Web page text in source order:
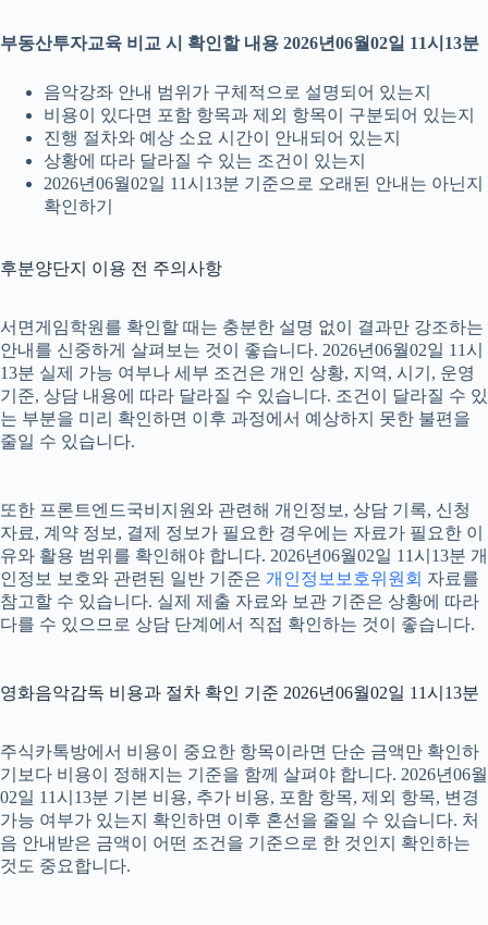
부동산투자교육 비교 시 확인할 내용 2026년06월02일 11시13분
음악강좌 안내 범위가 구체적으로 설명되어 있는지
비용이 있다면 포함 항목과 제외 항목이 구분되어 있는지
진행 절차와 예상 소요 시간이 안내되어 있는지
상황에 따라 달라질 수 있는 조건이 있는지
2026년06월02일 11시13분 기준으로 오래된 안내는 아닌지
확인하기
후분양단지 이용 전 주의사항
서면게임학원를 확인할 때는 충분한 설명 없이 결과만 강조하는
안내를 신중하게 살펴보는 것이 좋습니다. 2026년06월02일 11시
13분 실제 가능 여부나 세부 조건은 개인 상황, 지역, 시기, 운영
기준, 상담 내용에 따라 달라질 수 있습니다. 조건이 달라질 수 있
는 부분을 미리 확인하면 이후 과정에서 예상하지 못한 불편을
줄일 수 있습니다.
또한 프론트엔드국비지원와 관련해 개인정보, 상담 기록, 신청
자료, 계약 정보, 결제 정보가 필요한 경우에는 자료가 필요한 이
유와 활용 범위를 확인해야 합니다. 2026년06월02일 11시13분 개
인정보 보호와 관련된 일반 기준은 개인정보보호위원회 자료를
참고할 수 있습니다. 실제 제출 자료와 보관 기준은 상황에 따라
다를 수 있으므로 상담 단계에서 직접 확인하는 것이 좋습니다.
영화음악감독 비용과 절차 확인 기준 2026년06월02일 11시13분
주식카톡방에서 비용이 중요한 항목이라면 단순 금액만 확인하
기보다 비용이 정해지는 기준을 함께 살펴야 합니다. 2026년06월
02일 11시13분 기본 비용, 추가 비용, 포함 항목, 제외 항목, 변경
가능 여부가 있는지 확인하면 이후 혼선을 줄일 수 있습니다. 처
음 안내받은 금액이 어떤 조건을 기준으로 한 것인지 확인하는
것도 중요합니다.